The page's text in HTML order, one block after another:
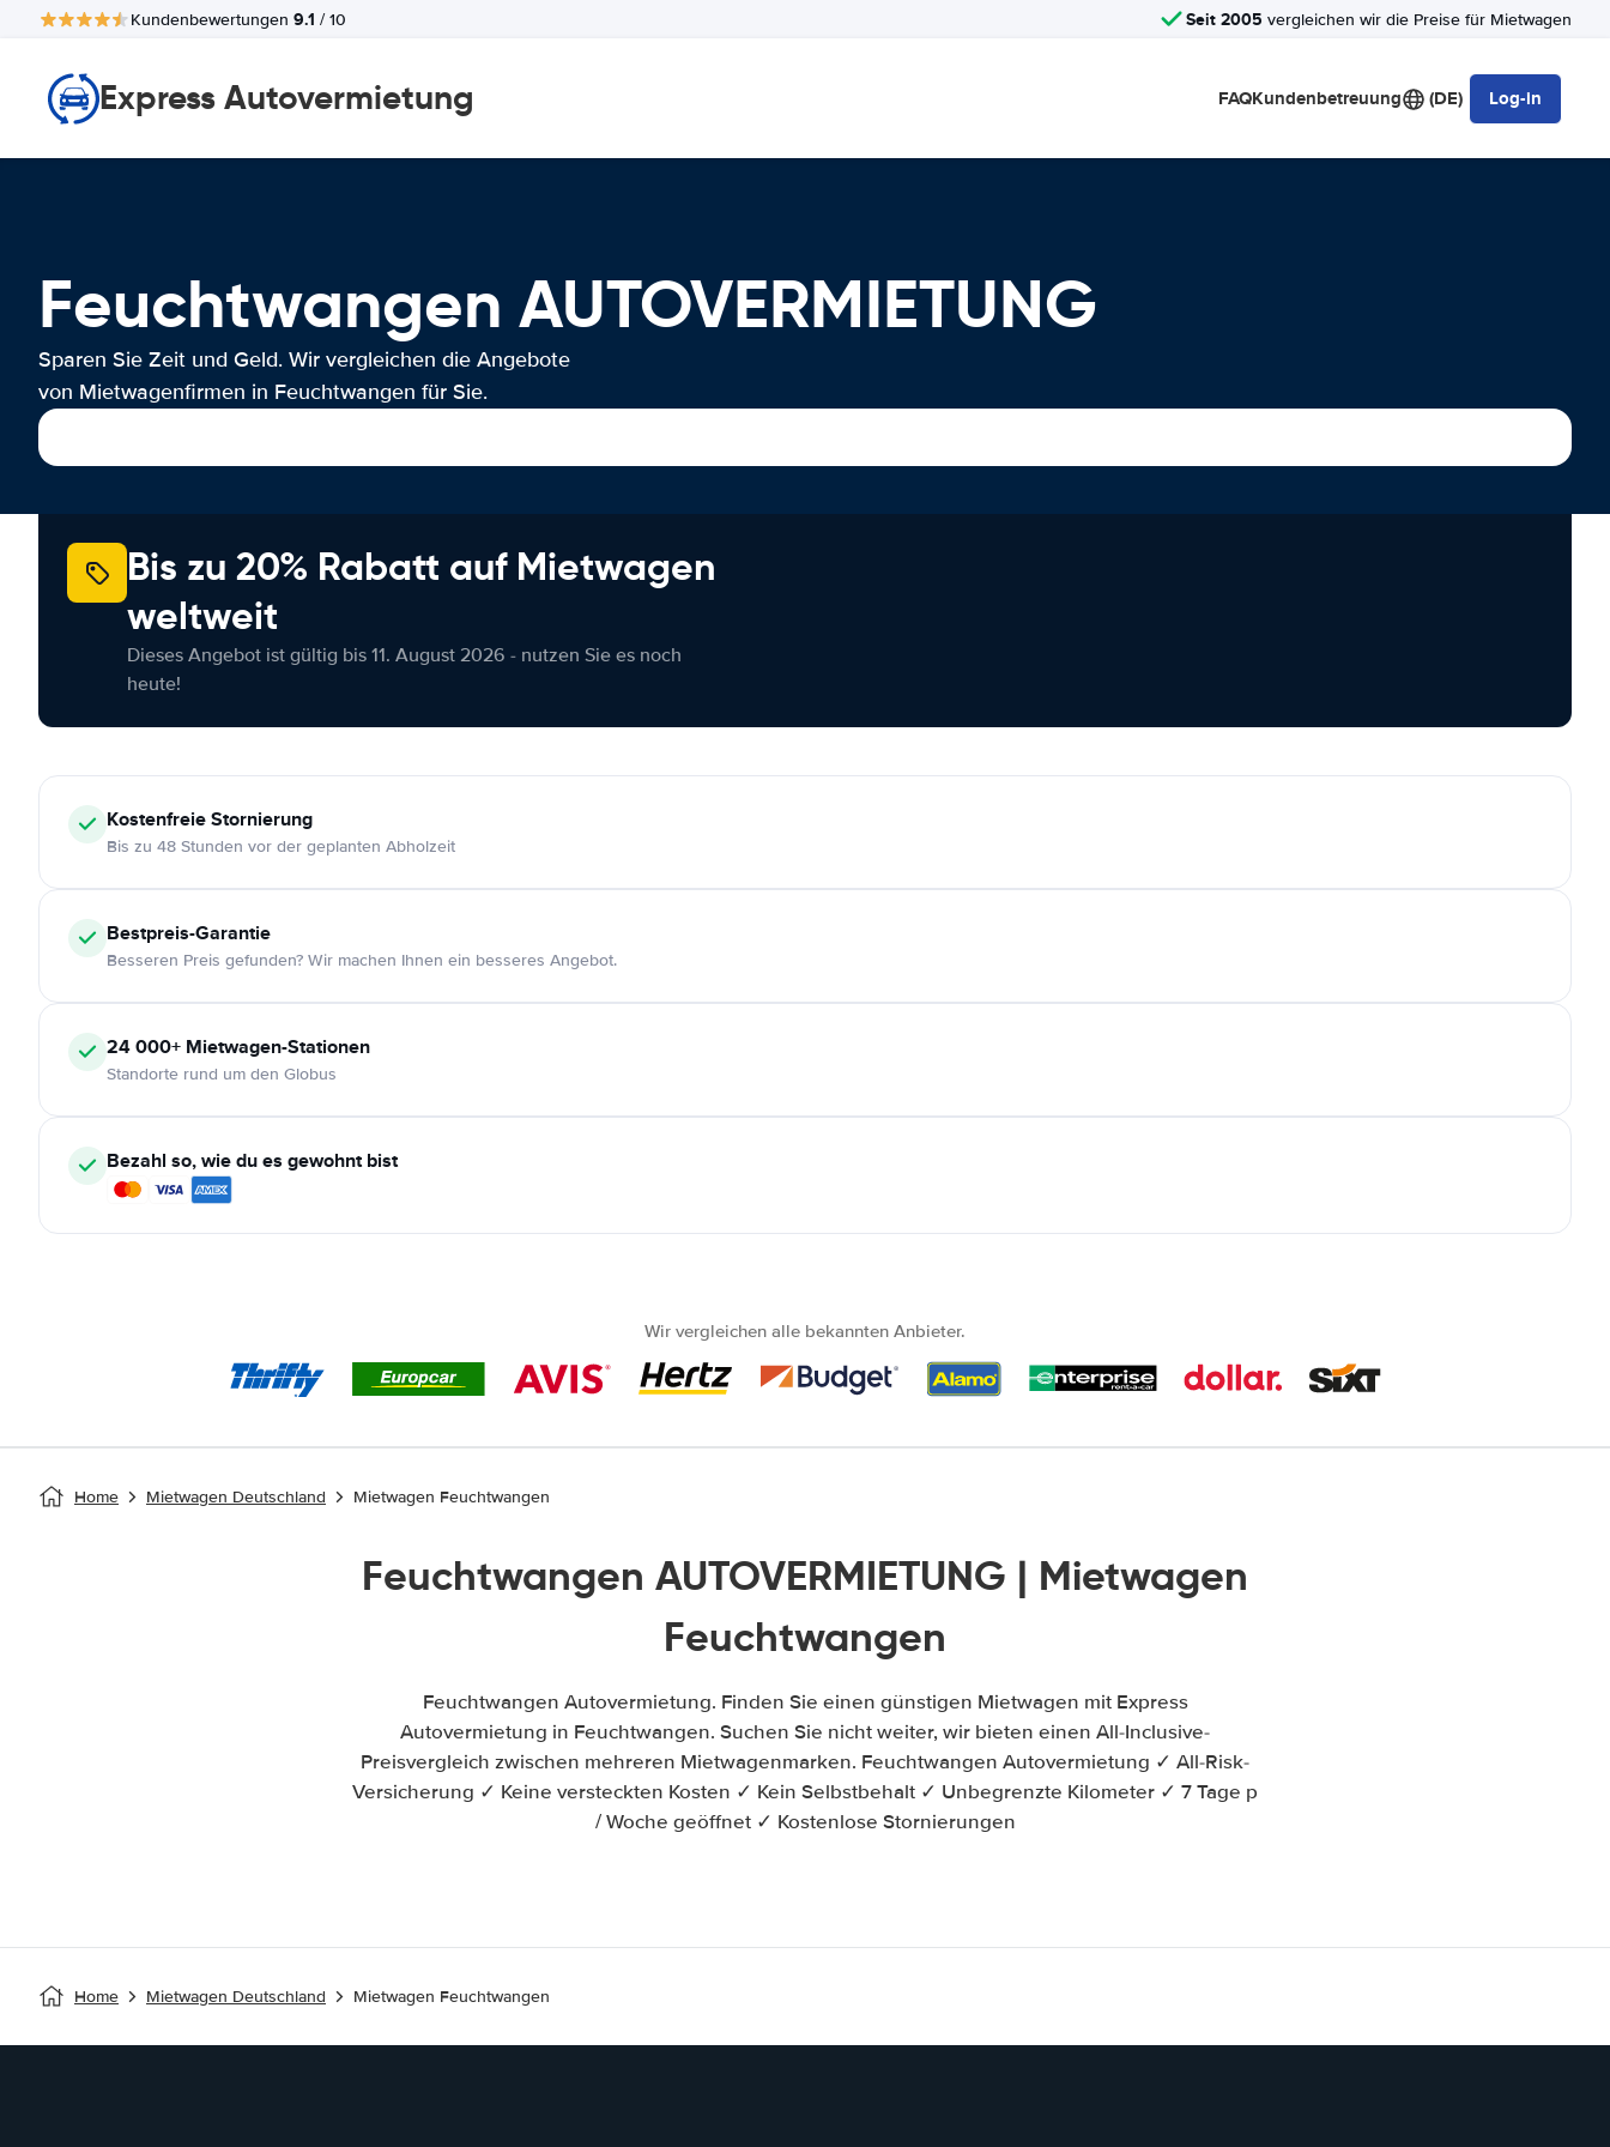
Kundenbewertungen 9.1 / 10 Seit 2005 vergleichen wir die Preise für Mietwagen
Express Autovermietung FAQKundenbetreuung (DE) Log-in
Feuchtwangen AUTOVERMIETUNG
Sparen Sie Zeit und Geld. Wir vergleichen die Angebote
von Mietwagenfirmen in Feuchtwangen für Sie.
Bis zu 20% Rabatt auf Mietwagen
weltweit
Dieses Angebot ist gültig bis 11. August 2026 - nutzen Sie es noch
heute!
KostenfreieStornierung
Bis zu 48 Stunden vor der geplanten Abholzeit
Bestpreis-Garantie
Besseren Preis gefunden? Wir machen Ihnen ein besseres Angebot.
24 000+ Mietwagen-Stationen
Standorte rund um den Globus
Bezahl so, wie du es gewohnt bist
Wir vergleichen alle bekannten Anbieter.
Home Mietwagen Deutschland Mietwagen Feuchtwangen
Feuchtwangen AUTOVERMIETUNG | Mietwagen
Feuchtwangen
Feuchtwangen Autovermietung. Finden Sie einen günstigen Mietwagen mit Express
Autovermietung in Feuchtwangen. Suchen Sie nicht weiter, wir bieten einen All-Inclusive-
Preisvergleich zwischen mehreren Mietwagenmarken. Feuchtwangen Autovermietung ✓ All-Risk-
Versicherung ✓ Keine versteckten Kosten ✓ Kein Selbstbehalt ✓ Unbegrenzte Kilometer ✓ 7 Tage p
/ Woche geöffnet ✓ Kostenlose Stornierungen
Home Mietwagen Deutschland Mietwagen Feuchtwangen